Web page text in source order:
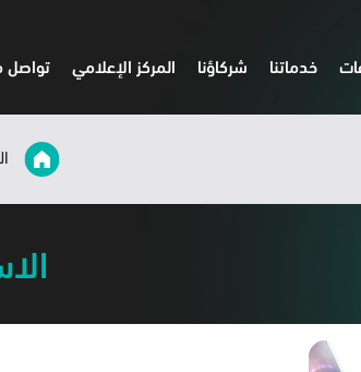
خدماتنا شركاؤنا المركز الإعلامي تواصل